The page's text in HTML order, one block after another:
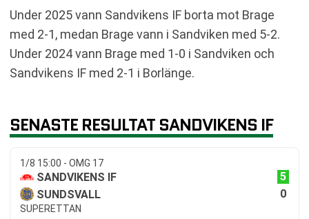
Under 2025 vann Sandvikens IF borta mot Brage
med 2-1, medan Brage vann i Sandviken med 5-2.
Under 2024 vann Brage med 1-0 i Sandviken och
Sandvikens IF med 2-1 i Borlänge.
SENASTE RESULTAT SANDVIKENS IF
1/8 15:00 - OMG 17
SANDVIKENS IF
5
SUNDSVALL
0
SUPERETTAN